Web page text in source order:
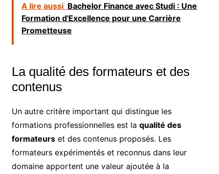
A lire aussi Bachelor Finance avec Studi : Une
Formation d'Excellence pour une Carrière
Prometteuse
La qualité des formateurs et des
contenus
Un autre critère important qui distingue les
formations professionnelles est la qualité des
formateurset des contenus proposés. Les
formateurs expérimentés et reconnus dans leur
domaine apportent une valeur ajoutée à la